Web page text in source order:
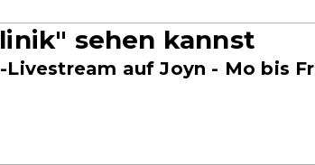
sehen kannst
Livestream auf Joyn - Mo bis Fr